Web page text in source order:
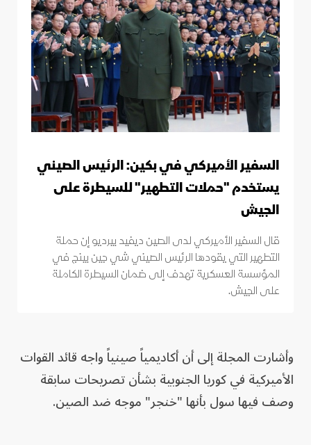
السفير الأميركي في بكين: الرئيس الصيني
يستخدم "حملات التطهير" للسيطرة على
الجيش
قال السفير الأميركي لدى الصين ديفيد بيرديو إن حملة
التطهير التي يقودها الرئيس الصيني شي جين بينج في
المؤسسة العسكرية تهدف إلى ضمان السيطرة الكاملة
على الجيش.
وأشارت المجلة إلى أن أكاديمياً صينياً واجه قائد القوات
الأميركية في كوريا الجنوبية بشأن تصريحات سابقة
وصف فيها سول بأنها "خنجر" موجه ضد الصين.